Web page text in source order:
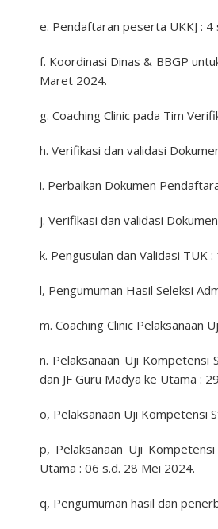
e. Pendaftaran peserta UKKJ :
f. Koordinasi Dinas & BBGP
Maret 2024.
g. Coaching Clinic pada Tim
h. Verifikasi dan validasi
i. Perbaikan Dokumen
j. Verifikasi dan validasi
k. Pengusulan dan Validasi TUK
l, Pengumuman Hasil Seleksi
m. Coaching Clinic Pelaksanaan
n. Pelaksanaan Uji Kompetensi
dan JF Guru Madya ke Utama :
o, Pelaksanaan Uji Kompetensi
p, Pelaksanaan Uji
Utama : 06 s.d. 28 Mei 2024.
q, Pengumuman hasil dan